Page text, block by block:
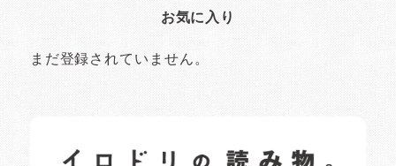
お気に入り
まだ登録されていません。
日常の様子など随時更新中です。